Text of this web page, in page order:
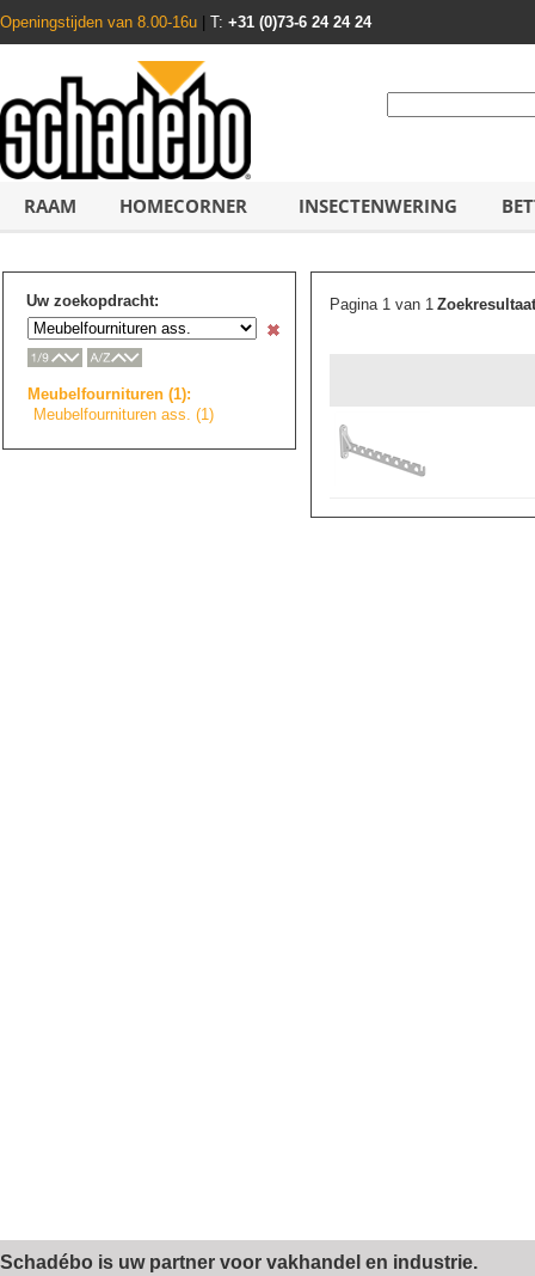
Openingstijden van 8.00-16u T: +31 (0)73-6 24 24 24
RAAM HOMECORNER INSECTENWERING
Uw zoekopdracht:
Meubelfournituren (1):
Meubelfournituren ass. (1)
Pagina 1 van 1Zoekresultaat
Schadébo is uw partner voor vakhandel en industrie.